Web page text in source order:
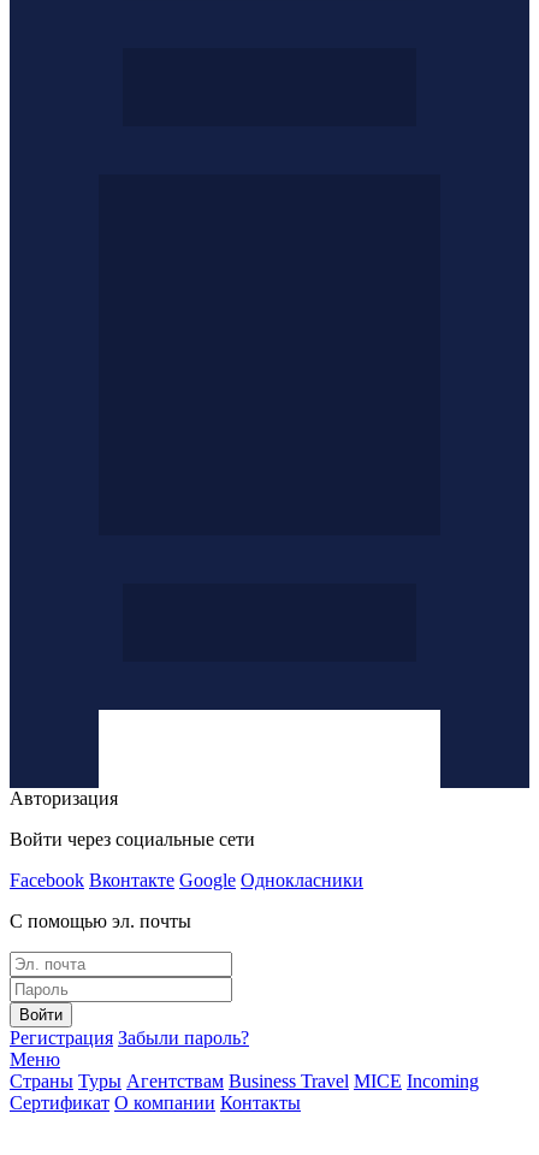
Авторизация
Войти через социальные сети
Facebook Вконтакте Google Однокласники
С помощью эл. почты
Войти
Регистрация Забыли пароль?
Меню
Страны Туры Агентствам Business Travel MICE Incoming
Сертификат О компании Контакты